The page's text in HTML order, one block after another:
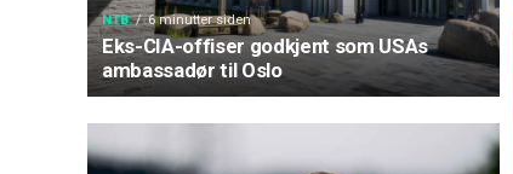
NTB 6 minutter siden
Eks-CIA-offiser godkjent som USAs
ambassadør til Oslo